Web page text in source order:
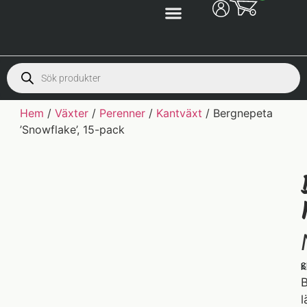
Hem /Växter / Perenner / Kantväxt / Bergnepeta
’Snowflake’, 15-pack